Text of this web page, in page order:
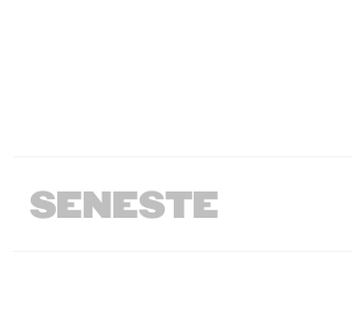
SENESTE